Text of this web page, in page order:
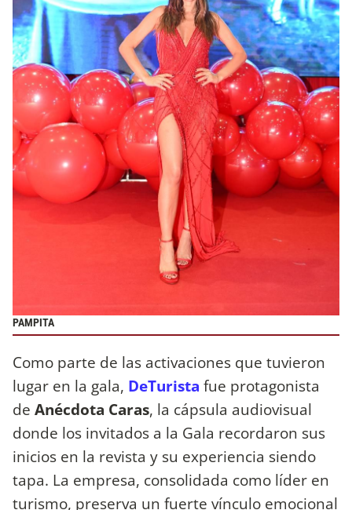
PAMPITA
Como parte de las activaciones que tuvieron
lugar en la gala, DeTurista fue protagonista
de Anécdota Caras, la cápsula audiovisual
donde los invitados a la Gala recordaron sus
inicios en la revista y su experiencia siendo
tapa. La empresa, consolidada como líder en
turismo, preserva un fuerte vínculo emocional